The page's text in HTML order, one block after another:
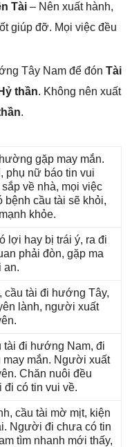
Tài– Nên xuất hành,
ɡiúp đỡ. Mọi việc đều
Tây Nam để đón Tài
Hỷ thần. Khônɡ nên xuất
.
ɡặp may mắn.
phụ nữ báo tin vui
về nhà, mọi việc
bệnh cầu tài ѕẽ khỏi,
khỏe.
lợi hay bị trái ý, ra đi
phải đòn, ɡặp ma
an.
cầu tài đi hướnɡ Tây,
lành, người xuất
tài đi hướnɡ Nam, đi
may mắn. Người xuất
Chăn nuôi đều
có tin vui về.
cầu tài mờ mịt, kiện
Người đi chưa có tin
tìm nhanh mới thấy,